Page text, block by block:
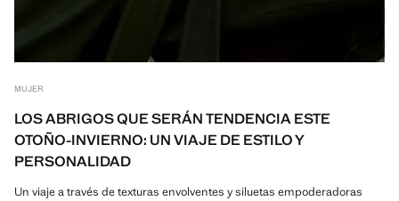
MUJER
LOS ABRIGOS QUE SERÁN TENDENCIA ESTE
OTOÑO-INVIERNO: UN VIAJE DE ESTILO Y
PERSONALIDAD
Un viaje a través de texturas envolventes y siluetas empoderadoras